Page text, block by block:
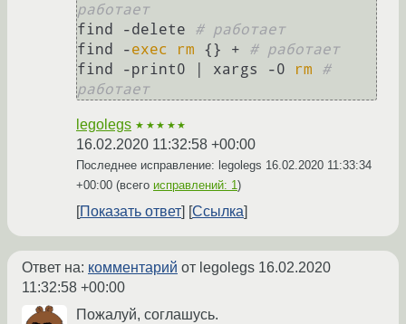
работает
find -delete # работает
find -exec rm {} + # работает
find -print0 | xargs -0
rm
#
работает
legolegs ★★★★★
16.02.2020 11:32:58 +00:00
Последнее исправление: legolegs 16.02.2020 11:33:34
+00:00 (всего исправлений: 1)
Показать ответ Ссылка
Ответ на: комментарий от legolegs 16.02.2020
11:32:58 +00:00
Пожалуй, соглашусь.